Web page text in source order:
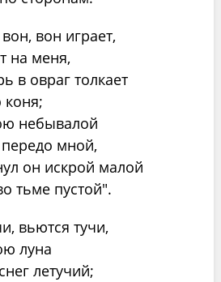
вон играет,
на меня,
в овраг толкает
коня;
небывалой
мной,
он искрой малой
тьме пустой".
вьются тучи,
луна
летучий;